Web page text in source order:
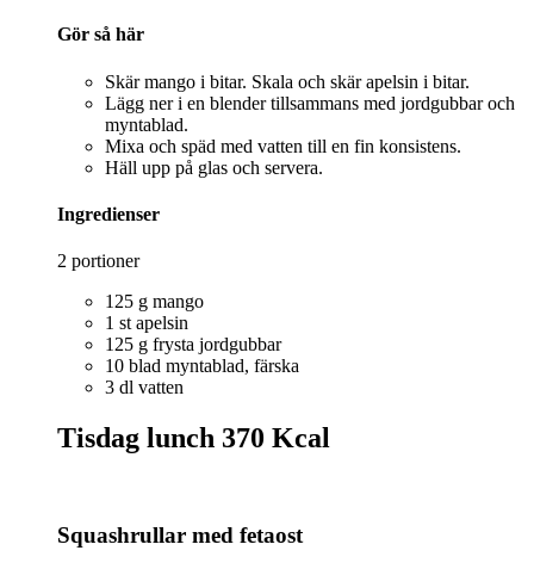
Gör så här
Skär mango i bitar. Skala och skär apelsin i bitar.
Lägg ner i en blender tillsammans med jordgubbar och
myntablad.
Mixa och späd med vatten till en fin konsistens.
Häll upp på glas och servera.
Ingredienser
2 portioner
125 g mango
1 st apelsin
125 g frysta jordgubbar
10 blad myntablad, färska
3 dl vatten
Tisdag lunch 370 Kcal
Squashrullar med fetaost